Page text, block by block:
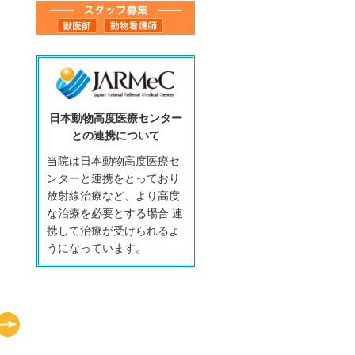
日本動物高度医療センター
との連携について
当院は日本動物高度医療セ
ンターと連携をとっており
放射線治療など、より高度
な治療を必要とする場合 連
携して治療が受けられるよ
うになっています。